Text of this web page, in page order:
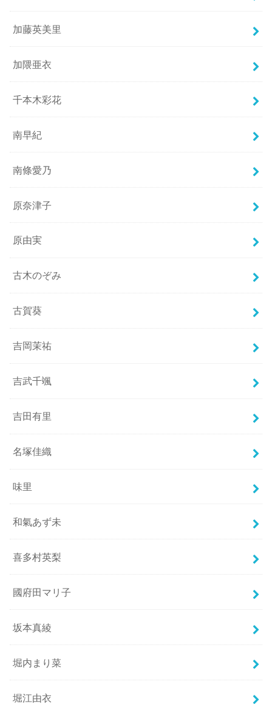
加藤英美里
加隈亜衣
千本木彩花
南早紀
南條愛乃
原奈津子
原由実
古木のぞみ
古賀葵
吉岡茉祐
吉武千颯
吉田有里
名塚佳織
味里
和氣あず未
喜多村英梨
國府田マリ子
坂本真綾
堀内まり菜
堀江由衣